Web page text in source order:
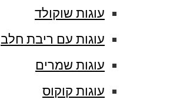
עוגות שוקולד
עוגות עם ריבת חלב
עוגות שמרים
עוגות קוקוס